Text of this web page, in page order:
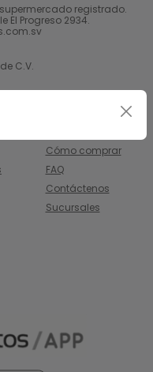
registrado.
El Progreso 2934.
C.V.
Cómo comprar
FAQ
Contáctenos
Sucursales